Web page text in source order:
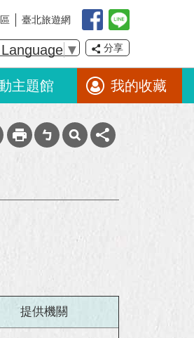
臺北旅遊網
▼ 分享
主題館 我的收藏
提供機關